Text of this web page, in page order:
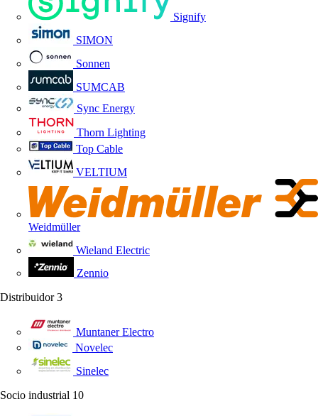
Signify
SIMON
Sonnen
SUMCAB
Sync Energy
Thorn Lighting
Top Cable
VELTIUM
Weidmüller
Wieland Electric
Zennio
Distribuidor 3
Muntaner Electro
Novelec
Sinelec
Socio industrial 10